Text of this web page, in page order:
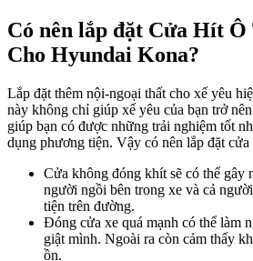
Có nên lắp đặt Cửa Hít
Cho Hyundai Kona?
Lắp đặt thêm nội-ngoại thất cho xế yêu
này không chỉ giúp xế yêu của bạn trở
giúp bạn có được những trải nghiệm tốt
dụng phương tiện. Vậy có nên lắp đặt
Cửa không đóng khít sẽ có thể gây
người ngồi bên trong xe và cả
tiện trên đường.
Đóng cửa xe quá mạnh có thể làm
giật mình. Ngoài ra còn cảm thấy
ồn.